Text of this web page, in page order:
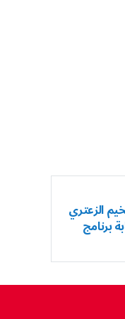
الزعتري
برنامج